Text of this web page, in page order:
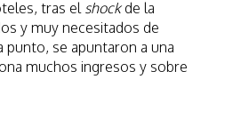
tras el shockde la
y muy necesitados de
punto, se apuntaron a una
muchos ingresos y sobre